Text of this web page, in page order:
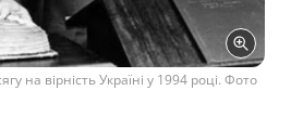
на вірність Україні у 1994 році. Фото